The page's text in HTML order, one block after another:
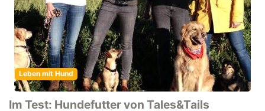
Leben mit Hund
Im Test: Hundefutter von Tales&Tails